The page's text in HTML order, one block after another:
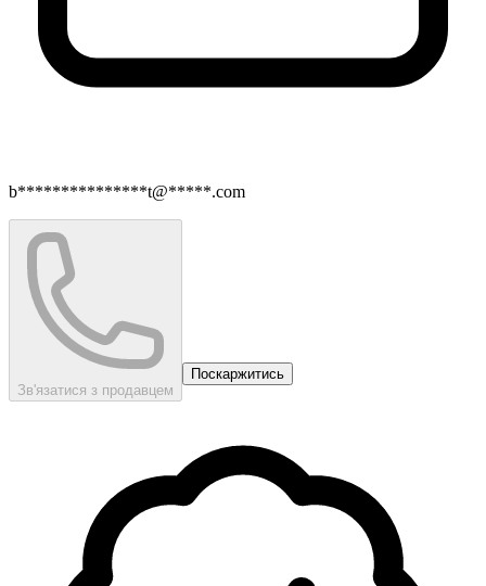
b***************t@*****.com
Зв'язатися з продавцем
Поскаржитись